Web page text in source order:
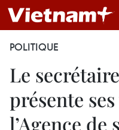
POLITIQUE
Le
présente
l’Agence de